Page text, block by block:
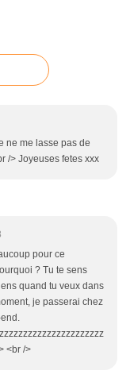
ne me lasse pas de
/> Joyeuses fetes xxx
pour ce
? Tu te sens
quand tu veux dans
je passerai chez
<br />